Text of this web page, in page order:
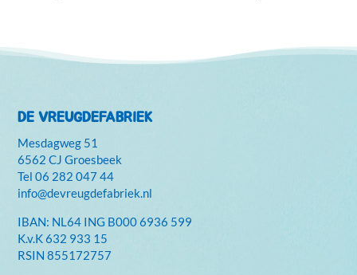
DE VREUGDEFABRIEK
Mesdagweg 51
6562 CJ Groesbeek
Tel06 282 047 44
info@devreugdefabriek.nl
IBAN: NL64 ING B000 6936 599
K.v.K632 933 15
RSIN 855172757